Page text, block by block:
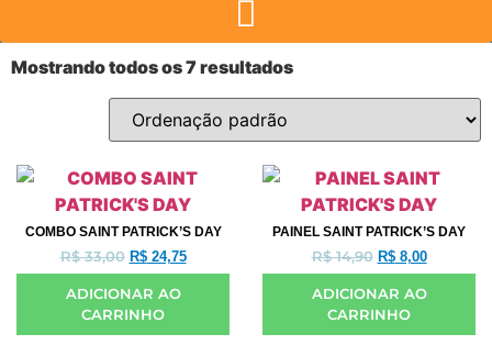
Mostrando todos os 7 resultados
COMBO SAINT PATRICK’S DAY
R$33,00 R$24,75
ADICIONAR AO
CARRINHO
PAINEL SAINT PATRICK’S DAY
R$14,90 R$8,00
ADICIONAR AO
CARRINHO